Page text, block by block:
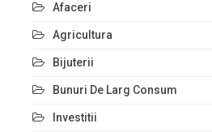
Afaceri
Agricultura
Bijuterii
Bunuri De Larg Consum
Investitii